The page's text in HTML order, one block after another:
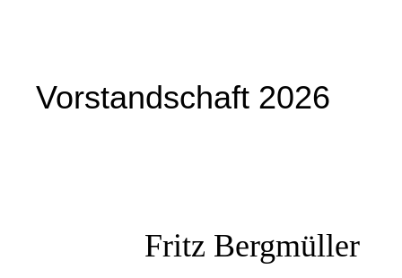
Vorstandschaft 2026
Fritz Bergmüller